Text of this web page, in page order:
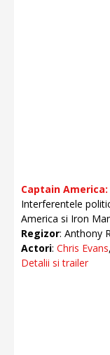
Captain America:
Interferentele
America si Iron
Regizor: Anthony
Actori: Chris Evans,
Detalii si trailer